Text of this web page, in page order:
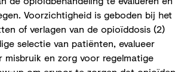
Voorzichtigheid is geboden bij het
of verlagen van de opioïddosis (2)
selectie van patiënten, evalueer
en zorg voor regelmatige